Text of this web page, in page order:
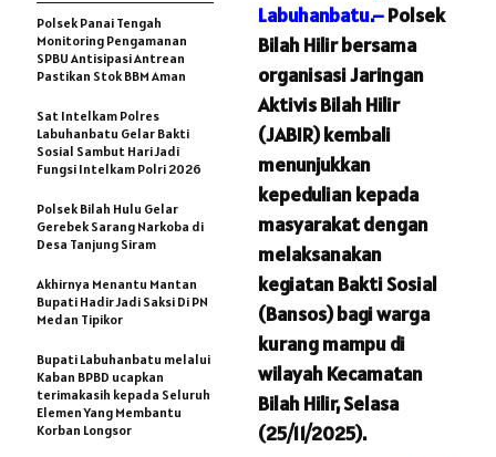
Labuhanbatu.–Polsek
Bilah Hilir bersama
organisasi Jaringan
Aktivis Bilah Hilir
(JABIR) kembali
menunjukkan
kepedulian kepada
masyarakat dengan
melaksanakan
kegiatan Bakti Sosial
(Bansos) bagi warga
kurang mampu di
wilayah Kecamatan
Bilah Hilir, Selasa
(25/11/2025).
Polsek Panai Tengah
Monitoring Pengamanan
SPBU Antisipasi Antrean
Pastikan Stok BBM Aman
Sat Intelkam Polres
Labuhanbatu Gelar Bakti
Sosial Sambut Hari Jadi
Fungsi Intelkam Polri 2026
Polsek Bilah Hulu Gelar
Gerebek Sarang Narkoba di
Desa Tanjung Siram
Akhirnya Menantu Mantan
Bupati Hadir Jadi Saksi Di PN
Medan Tipikor
Bupati Labuhanbatu melalui
Kaban BPBD ucapkan
terimakasih kepada Seluruh
Elemen Yang Membantu
Korban Longsor